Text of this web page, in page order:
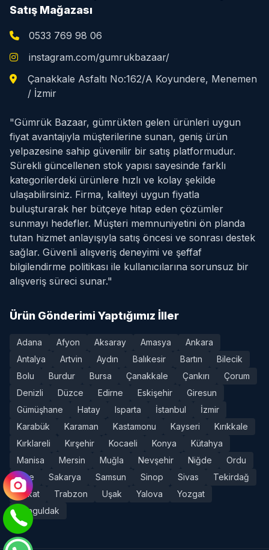
Satış Mağazası
0533 769 98 06
instagram.com/gumrukbazaar/
Çanakkale Asfaltı No:162/A Koyundere, Menemen
/ İzmir
"Gümrük Bazaar, gümrükten gelen ürünleri uygun
fiyat avantajıyla müşterilerine sunan, geniş ürün
yelpazesine sahip güvenilir bir satış platformudur.
Sürekli güncellenen stok yapısı sayesinde farklı
kategorilerdeki ürünlere hızlı ve kolay şekilde
ulaşabilirsiniz. Firma, kaliteyi uygun fiyatla
buluşturarak her bütçeye hitap eden çözümler
sunmayı hedefler. Müşteri memnuniyetini ön planda
tutan hizmet anlayışıyla satış öncesi ve sonrası destek
sağlar. Güvenli alışveriş deneyimi ve şeffaf
bilgilendirme politikası ile kullanıcılarına sorunsuz bir
alışveriş süreci sunar."
Ürün Gönderimi Yaptığımız İller
Adana Afyon Aksaray Amasya
Ankara
Antalya
Artvin Aydın Balıkesir Bartın
Bilecik
Bolu
Burdur Bursa Çanakkale Çankırı
Çorum
Denizli
Düzce Edirne Eskişehir
Giresun
Gümüşhane
Hatay Isparta İstanbul
İzmir
Karabük
Karaman Kastamonu Kayseri
Kırıkkale
Kırklareli
Kırşehir Kocaeli Konya
Kütahya
Manisa
Mersin Muğla Nevşehir Niğde
Ordu
Rize
Sakarya Samsun Sinop Sivas
Tekirdağ
Tokat
Trabzon Uşak Yalova
Yozgat
Zonguldak